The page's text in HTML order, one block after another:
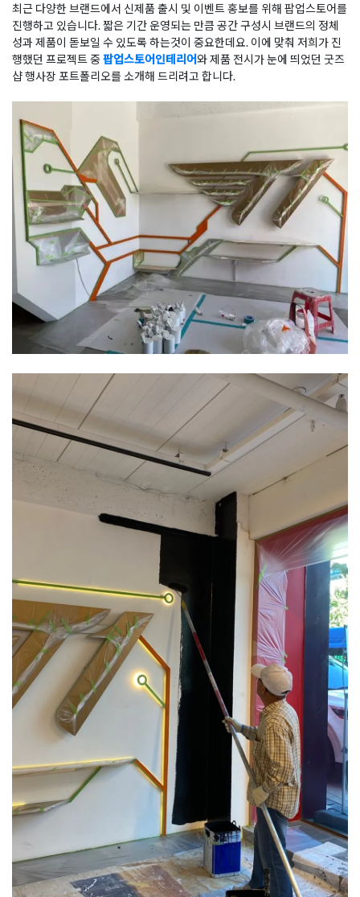
최근 다양한 브랜드에서 신제품 출시 및 이벤트 홍보를 위해 팝업스토어를
진행하고 있습니다. 짧은 기간 운영되는 만큼 공간 구성시 브랜드의 정체
성과 제품이 돋보일 수 있도록 하는것이 중요한데요. 이에 맞춰 저희가 진
행했던 프로젝트 중팝업스토어인테리어와 제품 전시가 눈에 띄었던 굿즈
샵 행사장 포트폴리오를 소개해 드리려고 합니다.